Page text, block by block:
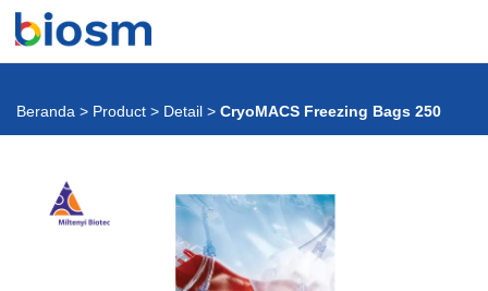
Beranda > Product > Detail > CryoMACS Freezing Bags 250